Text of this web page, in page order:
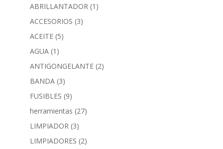
ABRILLANTADOR (1)
ACCESORIOS (3)
ACEITE (5)
AGUA (1)
ANTIGONGELANTE (2)
BANDA (3)
FUSIBLES (9)
herramientas (27)
LIMPIADOR (3)
LIMPIADORES (2)